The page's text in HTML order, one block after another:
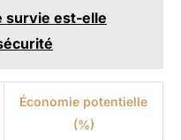
survie est-elle
Économie potentielle
(%)